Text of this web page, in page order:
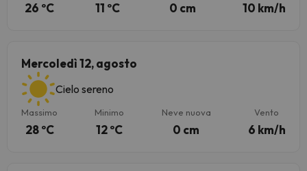
26 ºC 11 ºC 0 cm 10 km/h
Mercoledì 12, agosto
Cielo sereno
Massimo
28 ºC
Minimo
12 ºC
Neve nuova
0 cm
Vento
6 km/h